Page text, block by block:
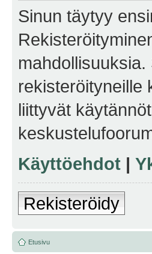
Sinun täytyy
rekisteröityneille
liittyvät
Käyttöehdot |
Rekisteröidy
Etusivu